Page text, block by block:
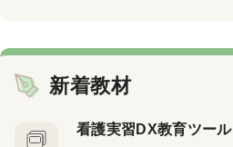
新着教材
看護実習DX教育ツール